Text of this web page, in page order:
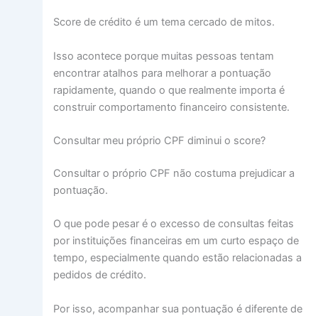
Score de crédito é um tema cercado de mitos.
Isso acontece porque muitas pessoas tentam
encontrar atalhos para melhorar a pontuação
rapidamente, quando o que realmente importa é
construir comportamento financeiro consistente.
Consultar meu próprio CPF diminui o score?
Consultar o próprio CPF não costuma prejudicar a
pontuação.
O que pode pesar é o excesso de consultas feitas
por instituições financeiras em um curto espaço de
tempo, especialmente quando estão relacionadas a
pedidos de crédito.
Por isso, acompanhar sua pontuação é diferente de